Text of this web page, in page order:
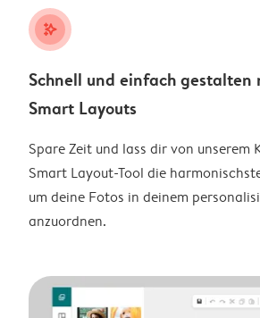
stars_plus
Schnell und einfach gestalten
Smart Layouts
Spare Zeit und lass dir von unserem
Smart Layout-Tool die
um deine Fotos in deinem
anzuordnen.